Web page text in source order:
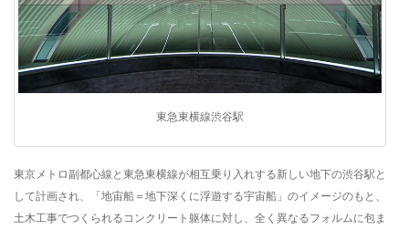
東急東横線渋谷駅
東京メトロ副都心線と東急東横線が相互乗り入れする新しい地下の渋谷駅と
して計画され、「地宙船＝地下深くに浮遊する宇宙船」のイメージのもと、
土木工事でつくられるコンクリート躯体に対し、全く異なるフォルムに包ま